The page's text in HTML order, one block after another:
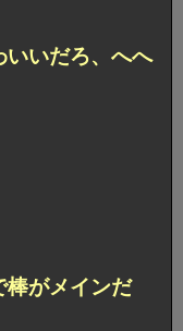
いいだろ、へへ
棒がメインだ